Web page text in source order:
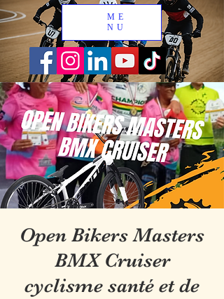
ME
NU
Open Bikers Masters
BMX Cruiser
cyclisme santé et de